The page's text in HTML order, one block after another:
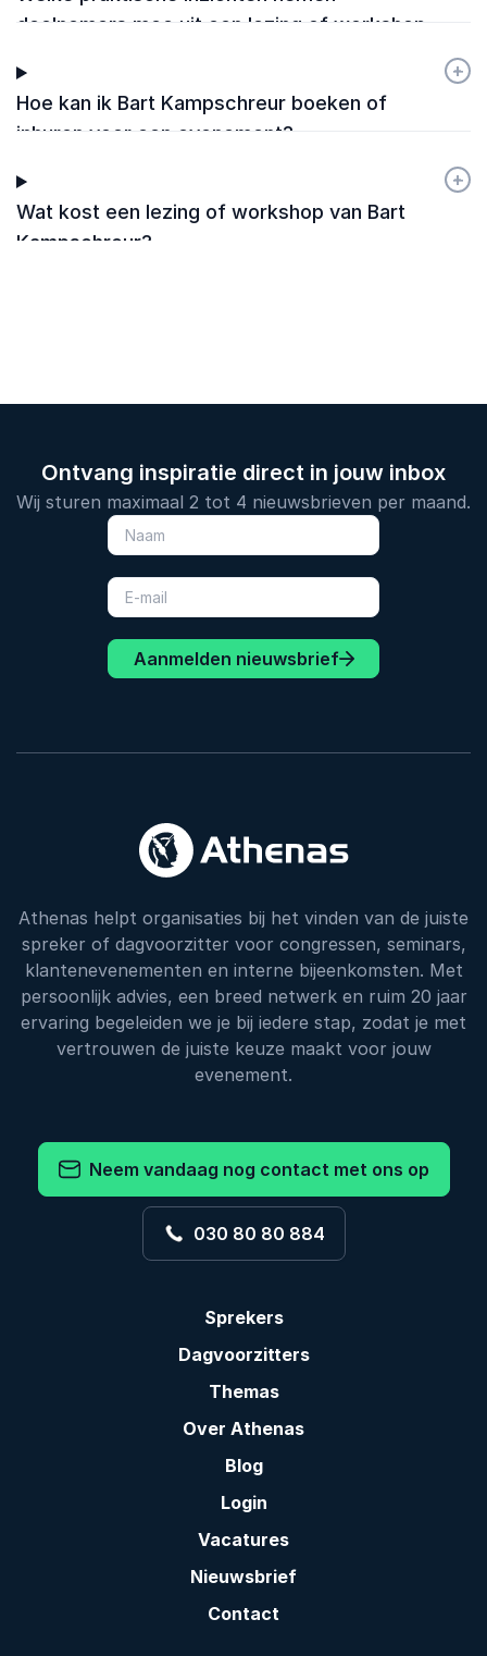
deelnemers mee uit een lezing of workshop
Hoe kan ik Bart Kampschreur boeken of
inhuren voor een evenement?
+
-
Wat kost een lezing of workshop van Bart
Kampschreur?
+
-
Ontvang inspiratie direct in jouw inbox
Wij sturen maximaal 2 tot 4 nieuwsbrieven per maand.
Aanmelden nieuwsbrief
Athenas helpt organisaties bij het vinden van de juiste
spreker of dagvoorzitter voor congressen, seminars,
klantenevenementen en interne bijeenkomsten. Met
persoonlijk advies, een breed netwerk en ruim 20 jaar
ervaring begeleiden we je bij iedere stap, zodat je met
vertrouwen de juiste keuze maakt voor jouw
evenement.
Neem vandaag nog contact met ons op
030 80 80 884
Sprekers
Dagvoorzitters
Themas
Over Athenas
Blog
Login
Vacatures
Nieuwsbrief
Contact